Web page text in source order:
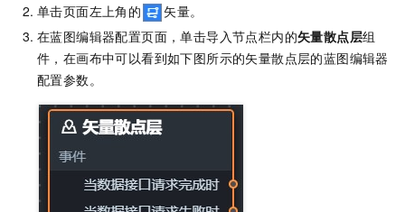
单击页面左上角的
矢量。
在蓝图编辑器配置页面，单击导入节点栏内的矢量散点层组
件，在画布中可以看到如下图所示的矢量散点层的蓝图编辑器
配置参数。